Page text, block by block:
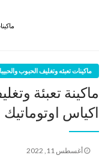
ماكينات تعبئه وتغليف الحبوب
ماكينة تعبئة
اكياس اوتوماتيك
نُشر
أغسطس 11, 2022